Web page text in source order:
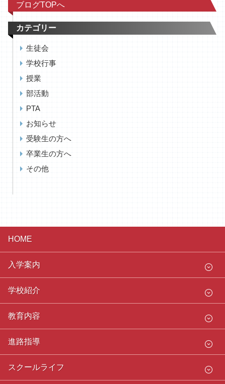
ブログTOPへ
カテゴリー
生徒会
学校行事
授業
部活動
PTA
お知らせ
受験生の方へ
卒業生の方へ
その他
HOME
入学案内
学校紹介
教育内容
進路指導
スクールライフ